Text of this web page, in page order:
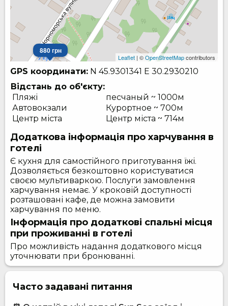
880 грн
Leaflet | ©OpenStreetMapcontributors
GPS координати: N 45.9301341 E 30.2930210
Відстань до об'єкту:
Пляжі
песчаный ~ 1000м
Автовокзали
Курортное ~ 700м
Центр міста
Центр міста ~ 714м
Додаткова інформація про харчування в
готелі
Є кухня для самостійного приготування їжі.
Дозволяється безкоштовно користуватися
своєю мультиваркою. Послуги замовлення
харчування немає. У кроковій доступності
розташовані кафе, де можна замовити
харчування по меню.
Інформація про додаткові спальні місця
при проживанні в готелі
Про можливість надання додаткового місця
уточнювати при бронюванні.
Часто задавані питання